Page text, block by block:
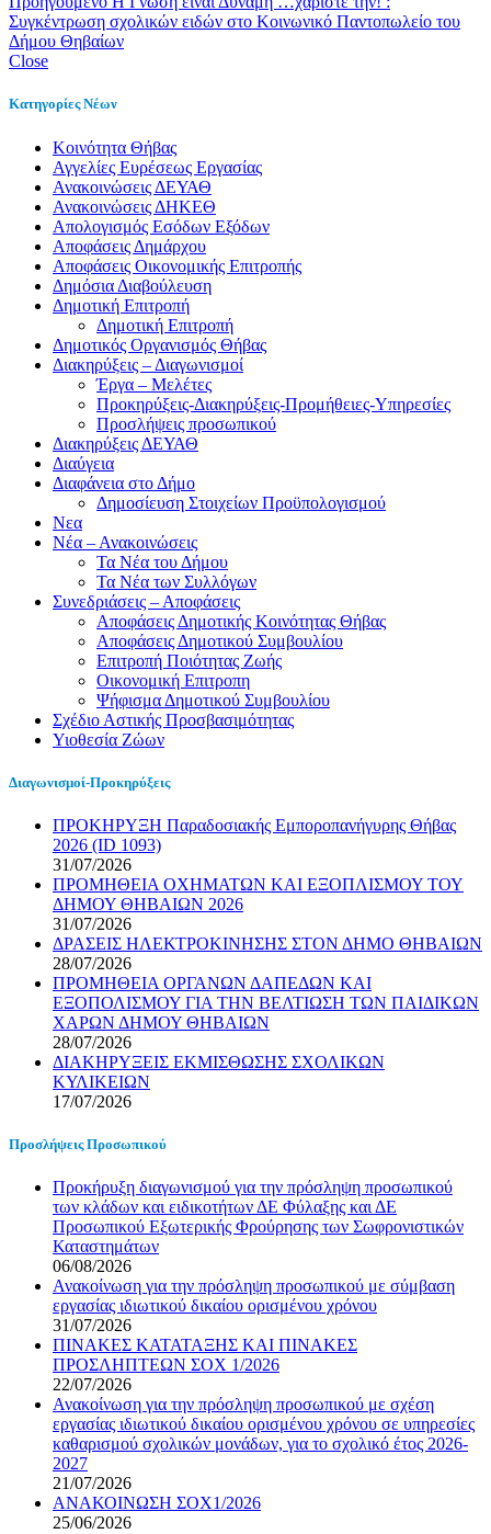
Συγκέντρωση σχολικών ειδών στο Κοινωνικό Παντοπωλείο του
Δήμου Θηβαίων
Close
Κατηγορίες Νέων
Kοινότητα Θήβας
Αγγελίες Ευρέσεως Εργασίας
Ανακοινώσεις ΔΕΥΑΘ
Ανακοινώσεις ΔΗΚΕΘ
Απολογισμός Εσόδων Εξόδων
Αποφάσεις Δημάρχου
Αποφάσεις Οικονομικής Επιτροπής
Δημόσια Διαβούλευση
Δημοτική Επιτροπή
Δημοτική Επιτροπή
Δημοτικός Οργανισμός Θήβας
Διακηρύξεις – Διαγωνισμοί
Έργα – Μελέτες
Προκηρύξεις-Διακηρύξεις-Προμήθειες-Υπηρεσίες
Προσλήψεις προσωπικού
Διακηρύξεις ΔΕΥΑΘ
Διαύγεια
Διαφάνεια στο Δήμο
Δημοσίευση Στοιχείων Προϋπολογισμού
Νεα
Νέα – Ανακοινώσεις
Τα Νέα του Δήμου
Τα Νέα των Συλλόγων
Συνεδριάσεις – Αποφάσεις
Αποφάσεις Δημοτικής Κοινότητας Θήβας
Αποφάσεις Δημοτικού Συμβουλίου
Επιτροπή Ποιότητας Ζωής
Οικονομική Επιτροπη
Ψήφισμα Δημοτικού Συμβουλίου
Σχέδιο Αστικής Προσβασιμότητας
Υιοθεσία Ζώων
Διαγωνισμοί-Προκηρύξεις
ΠΡΟΚΗΡΥΞΗ Παραδοσιακής Εμποροπανήγυρης Θήβας
2026 (ID 1093)
31/07/2026
ΠΡΟΜΗΘΕΙΑ ΟΧΗΜΑΤΩΝ ΚΑΙ ΕΞΟΠΛΙΣΜΟΥ ΤΟΥ
ΔΗΜΟΥ ΘΗΒΑΙΩΝ 2026
31/07/2026
ΔΡΑΣΕΙΣ ΗΛΕΚΤΡΟΚΙΝΗΣΗΣ ΣΤΟΝ ΔΗΜΟ ΘΗΒΑΙΩΝ
28/07/2026
ΠΡΟΜΗΘΕΙΑ ΟΡΓΑΝΩΝ ΔΑΠΕΔΩΝ ΚΑΙ
ΕΞΟΠΟΛΙΣΜΟΥ ΓΙΑ ΤΗΝ ΒΕΛΤΙΩΣΗ ΤΩΝ ΠΑΙΔΙΚΩΝ
ΧΑΡΩΝ ΔΗΜΟΥ ΘΗΒΑΙΩΝ
28/07/2026
ΔΙΑΚΗΡΥΞΕΙΣ ΕΚΜΙΣΘΩΣΗΣ ΣΧΟΛΙΚΩΝ
ΚΥΛΙΚΕΙΩΝ
17/07/2026
Προσλήψεις Προσωπικού
Προκήρυξη διαγωνισμού για την πρόσληψη προσωπικού
των κλάδων και ειδικοτήτων ΔΕ Φύλαξης και ΔΕ
Προσωπικού Εξωτερικής Φρούρησης των Σωφρονιστικών
Καταστημάτων
06/08/2026
Ανακοίνωση για την πρόσληψη προσωπικού με σύμβαση
εργασίας ιδιωτικού δικαίου ορισμένου χρόνου
31/07/2026
ΠΙΝΑΚΕΣ ΚΑΤΑΤΑΞΗΣ ΚΑΙ ΠΙΝΑΚΕΣ
ΠΡΟΣΛΗΠΤΕΩΝ ΣΟΧ 1/2026
22/07/2026
Ανακοίνωση για την πρόσληψη προσωπικού με σχέση
εργασίας ιδιωτικού δικαίου ορισμένου χρόνου σε υπηρεσίες
καθαρισμού σχολικών μονάδων, για το σχολικό έτος 2026-
2027
21/07/2026
ΑΝΑΚΟΙΝΩΣΗ ΣΟΧ1/2026
25/06/2026